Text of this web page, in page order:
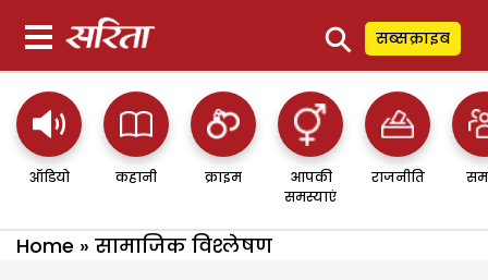
⚲ सब्सक्राइब
ऑडियो कहानी क्राइम
आपकी
समस्याएं
राजनीति
Home » सामाजिक विश्लेषण